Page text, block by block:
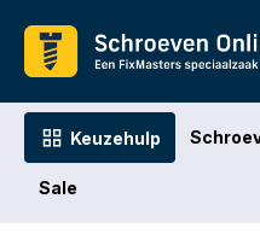
Keuzehulp
Sale